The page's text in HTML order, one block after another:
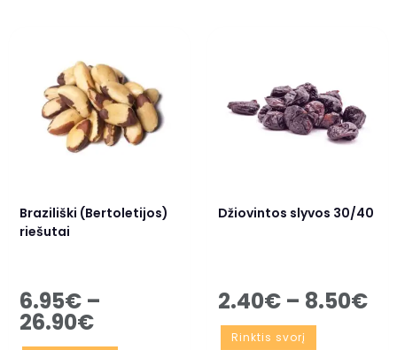
Braziliški (Bertoletijos)
riešutai
6.95€ –
26.90€
Džiovintos slyvos 30/40
2.40€ – 8.50€
Rinktis svorį